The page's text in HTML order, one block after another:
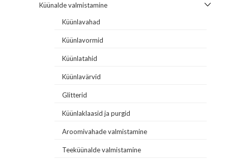
Küünalde valmistamine
Küünlavahad
Küünlavormid
Küünlatahid
Küünlavärvid
Glitterid
Küünlaklaasid ja purgid
Aroomivahade valmistamine
Teeküünalde valmistamine